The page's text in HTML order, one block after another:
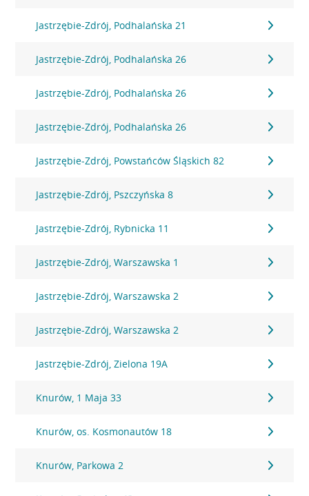
Jastrzębie-Zdrój, Podhalańska 21
Jastrzębie-Zdrój, Podhalańska 26
Jastrzębie-Zdrój, Podhalańska 26
Jastrzębie-Zdrój, Podhalańska 26
Jastrzębie-Zdrój, Powstańców Śląskich 82
Jastrzębie-Zdrój, Pszczyńska 8
Jastrzębie-Zdrój, Rybnicka 11
Jastrzębie-Zdrój, Warszawska 1
Jastrzębie-Zdrój, Warszawska 2
Jastrzębie-Zdrój, Warszawska 2
Jastrzębie-Zdrój, Zielona 19A
Knurów, 1 Maja 33
Knurów, os. Kosmonautów 18
Knurów, Parkowa 2